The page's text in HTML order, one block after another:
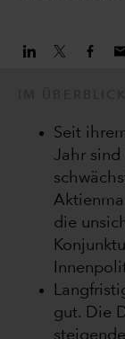
Seit
Jahr sind
die
gut. Die